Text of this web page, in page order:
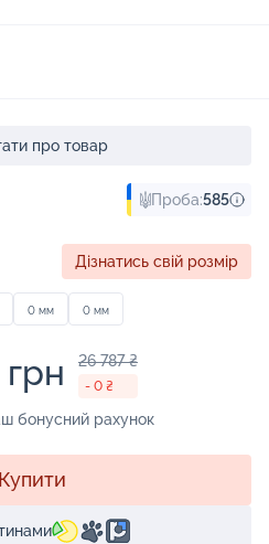
про товар
Проба:585
Дізнатись свій розмір
0 мм 0 мм
26 787 ₴
- 0 ₴
бонусний рахунок
Купити